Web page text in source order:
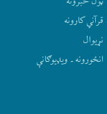
قرآني کارونه
نړيوال
انځورونه ـ ویډیوګانې